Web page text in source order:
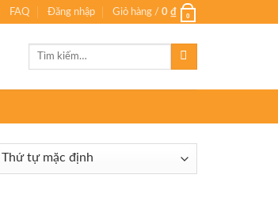
FAQ Đăng nhập Giỏ hàng / 0 ₫ 0
Tìm